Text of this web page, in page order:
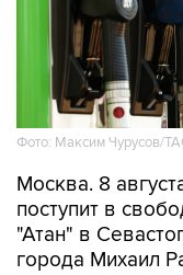
Фото: Максим Чурусов/
Москва. 8
"Атан" в
города Михаил
"Сегодня с 10:00